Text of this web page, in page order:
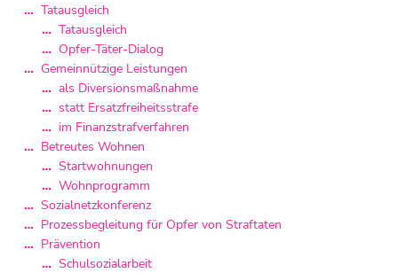
Tatausgleich
Tatausgleich
Opfer-Täter-Dialog
Gemeinnützige Leistungen
als Diversionsmaßnahme
statt Ersatzfreiheitsstrafe
im Finanzstrafverfahren
Betreutes Wohnen
Startwohnungen
Wohnprogramm
Sozialnetzkonferenz
Prozessbegleitung für Opfer von Straftaten
Prävention
Schulsozialarbeit